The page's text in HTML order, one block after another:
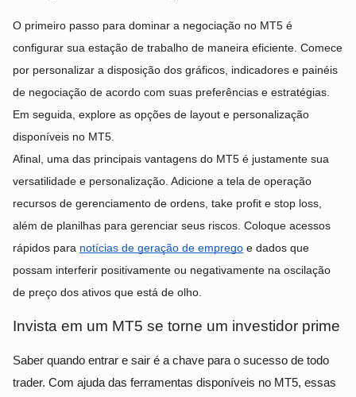
O primeiro passo para dominar a negociação no MT5 é
configurar sua estação de trabalho de maneira eficiente. Comece
por personalizar a disposição dos gráficos, indicadores e painéis
de negociação de acordo com suas preferências e estratégias.
Em seguida, explore as opções de layout e personalização
disponíveis no MT5.
Afinal, uma das principais vantagens do MT5 é justamente sua
versatilidade e personalização. Adicione a tela de operação
recursos de gerenciamento de ordens, take profit e stop loss,
além de planilhas para gerenciar seus riscos. Coloque acessos
rápidos para notícias de geração de emprego e dados que
possam interferir positivamente ou negativamente na oscilação
de preço dos ativos que está de olho.
Invista em um MT5 se torne um investidor prime
Saber quando entrar e sair é a chave para o sucesso de todo
trader. Com ajuda das ferramentas disponíveis no MT5, essas